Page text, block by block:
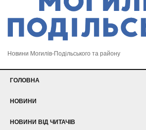
Новини Могилів-Подільського та району
ГОЛОВНА
НОВИНИ
НОВИНИ ВІД ЧИТАЧІВ